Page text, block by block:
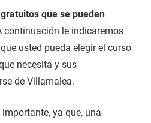
que se pueden
continuación le indicaremos
usted pueda elegir el curso
necesita y sus
de Villamalea.
ya que, una